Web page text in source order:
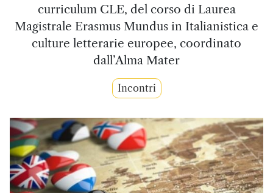
curriculum CLE, del corso di Laurea
Magistrale Erasmus Mundus in Italianistica e
culture letterarie europee, coordinato
dall’Alma Mater
Incontri